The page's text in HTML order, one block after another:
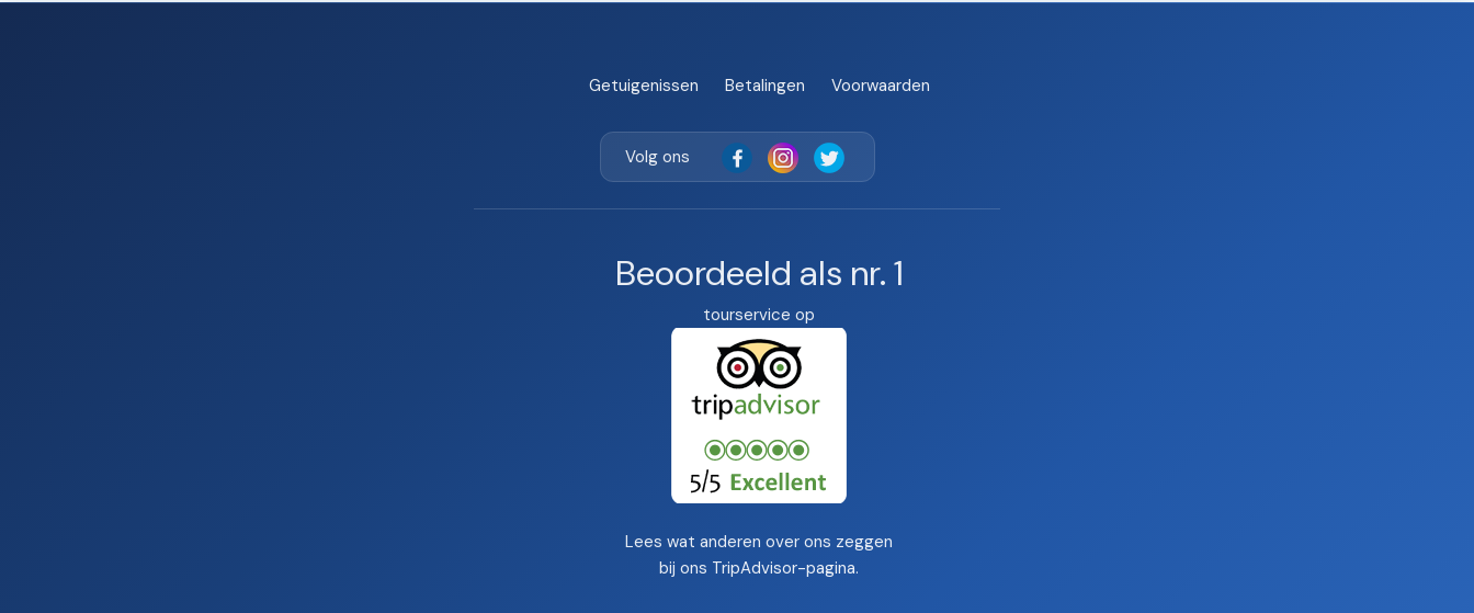
Getuigenissen Betalingen Voorwaarden
Volg ons
Beoordeeld als nr. 1
tourservice op
Lees wat anderen over ons zeggen
bij ons TripAdvisor-pagina.